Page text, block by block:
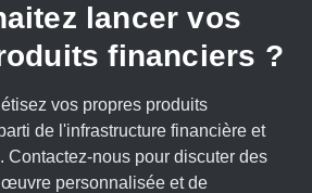
lancer vos
financiers ?
vos propres produits
de l'infrastructure financière et
Contactez-nous pour discuter des
personnalisée et de